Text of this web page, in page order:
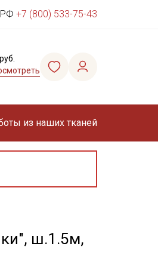
РФ +7 (800) 533-75-43
из наших тканей
ш.1.5м,